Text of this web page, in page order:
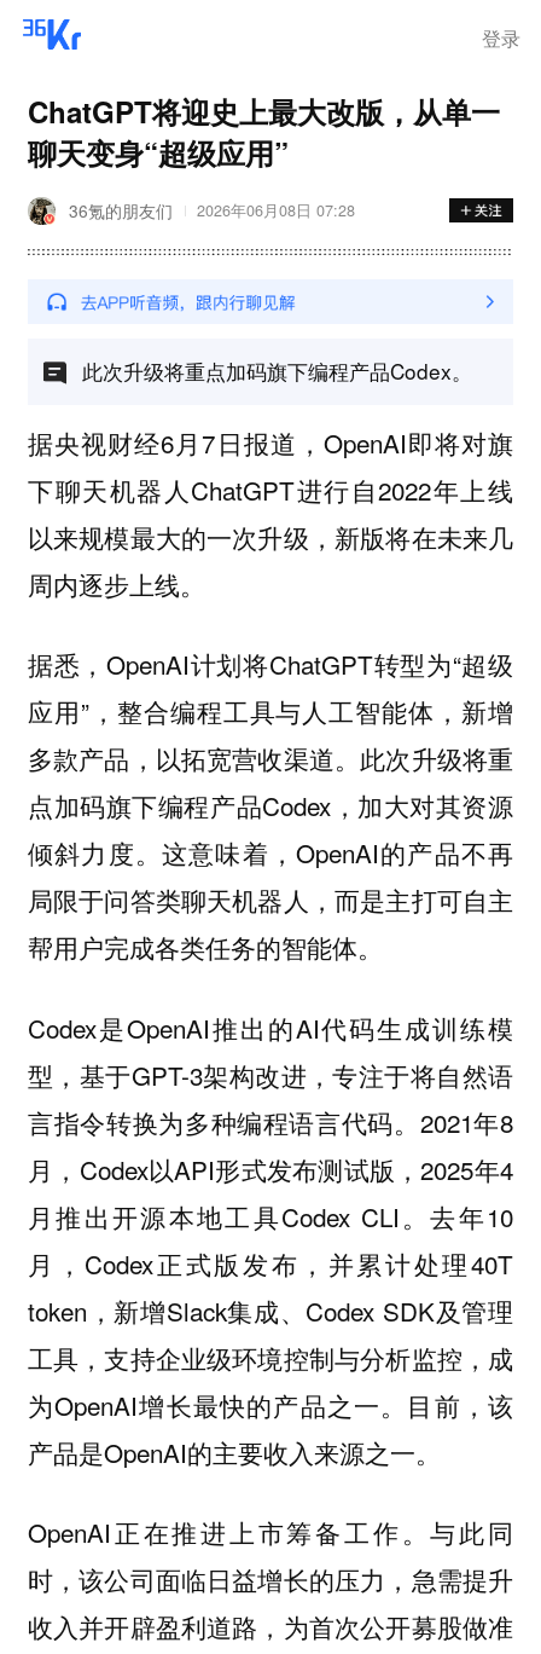
登录
ChatGPT将迎史上最大改版，从单一
聊天变身“超级应用”
36氪的朋友们 2026年06月08日 07:28
此次升级将重点加码旗下编程产品Codex。
据央视财经6月7日报道，OpenAI即将对旗
下聊天机器人ChatGPT进行自2022年上线
以来规模最大的一次升级，新版将在未来几
周内逐步上线。
据悉，OpenAI计划将ChatGPT转型为“超级
应用”，整合编程工具与人工智能体，新增
多款产品，以拓宽营收渠道。此次升级将重
点加码旗下编程产品Codex，加大对其资源
倾斜力度。这意味着，OpenAI的产品不再
局限于问答类聊天机器人，而是主打可自主
帮用户完成各类任务的智能体。
Codex是OpenAI推出的AI代码生成训练模
型，基于GPT-3架构改进，专注于将自然语
言指令转换为多种编程语言代码。2021年8
月，Codex以API形式发布测试版，2025年4
月推出开源本地工具Codex CLI。去年10
月，Codex正式版发布，并累计处理40T
token，新增Slack集成、Codex SDK及管理
工具，支持企业级环境控制与分析监控，成
为OpenAI增长最快的产品之一。目前，该
产品是OpenAI的主要收入来源之一。
OpenAI正在推进上市筹备工作。与此同
时，该公司面临日益增长的压力，急需提升
收入并开辟盈利道路，为首次公开募股做准